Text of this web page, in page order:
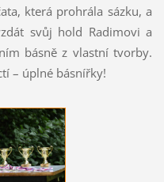
která prohrála sázku, a
svůj hold Radimovi a
básně z vlastní tvorby.
– úplné básnířky!